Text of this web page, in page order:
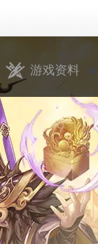
游戏资料